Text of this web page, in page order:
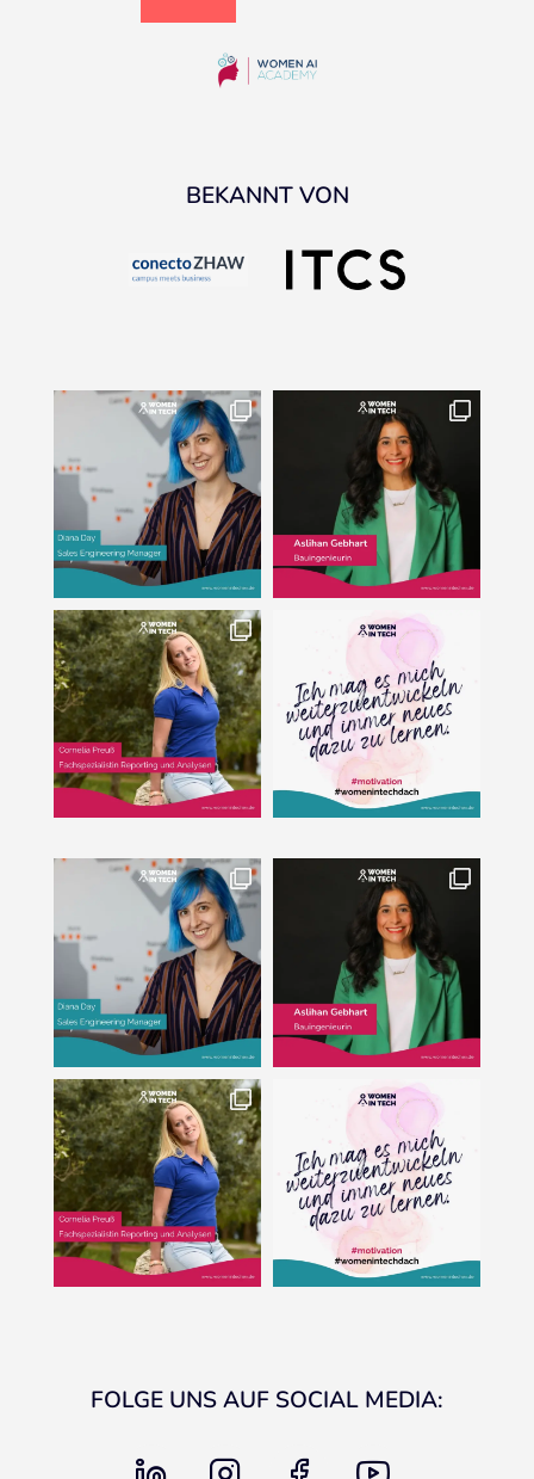
BEKANNT VON
FOLGE UNS AUF SOCIAL MEDIA:
linkedin instagram